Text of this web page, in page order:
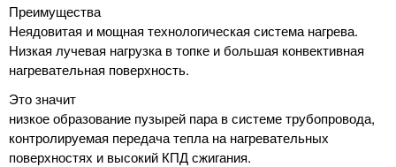
Преимущества
Неядовитая и мощная технологическая система нагрева.
Низкая лучевая нагрузка в топке и большая конвективная
нагревательная поверхность.
Это значит
низкое образование пузырей пара в системе трубопровода,
контролируемая передача тепла на нагревательных
поверхностях и высокий КПД сжигания.